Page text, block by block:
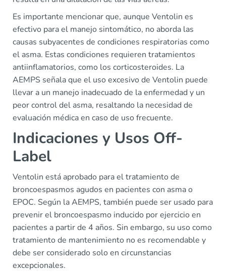
Es importante mencionar que, aunque Ventolin es
efectivo para el manejo sintomático, no aborda las
causas subyacentes de condiciones respiratorias como
el asma. Estas condiciones requieren tratamientos
antiinflamatorios, como los corticosteroides. La
AEMPS señala que el uso excesivo de Ventolin puede
llevar a un manejo inadecuado de la enfermedad y un
peor control del asma, resaltando la necesidad de
evaluación médica en caso de uso frecuente.
Indicaciones y Usos Off-
Label
Ventolin está aprobado para el tratamiento de
broncoespasmos agudos en pacientes con asma o
EPOC. Según la AEMPS, también puede ser usado para
prevenir el broncoespasmo inducido por ejercicio en
pacientes a partir de 4 años. Sin embargo, su uso como
tratamiento de mantenimiento no es recomendable y
debe ser considerado solo en circunstancias
excepcionales.